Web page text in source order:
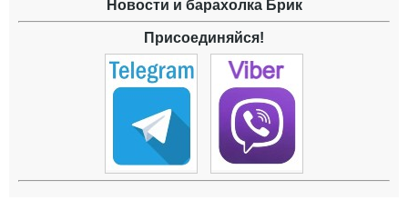
Новости и барахолка Брик
Присоединяйся!